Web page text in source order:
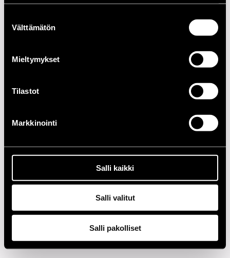
valinta
Välttämätön
Mieltymykset
Tilastot
Markkinointi
Salli kaikki
Salli valitut
Salli pakolliset
2000-LUKU
1990-LUKU
1980-LUKU
1970-LUKU